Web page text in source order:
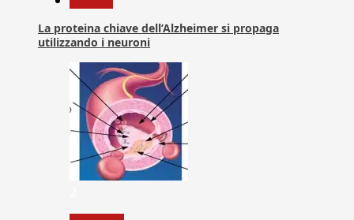
La proteina chiave dell’Alzheimer si propaga
utilizzando i neuroni